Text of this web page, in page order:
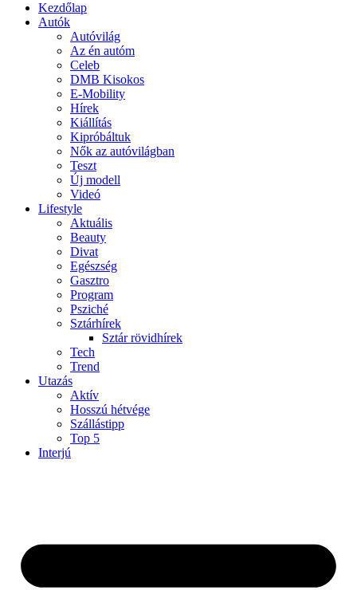
Kezdőlap
Autók
Autóvilág
Az én autóm
Celeb
DMB Kisokos
E-Mobility
Hírek
Kiállítás
Kipróbáltuk
Nők az autóvilágban
Teszt
Új modell
Videó
Lifestyle
Aktuális
Beauty
Divat
Egészség
Gasztro
Program
Psziché
Sztárhírek
Sztár rövidhírek
Tech
Trend
Utazás
Aktív
Hosszú hétvége
Szállástipp
Top 5
Interjú